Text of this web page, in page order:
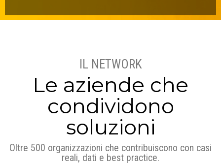
IL NETWORK
Le aziende che
condividono
soluzioni
Oltre 500 organizzazioni che contribuiscono con casi
reali, dati e best practice.